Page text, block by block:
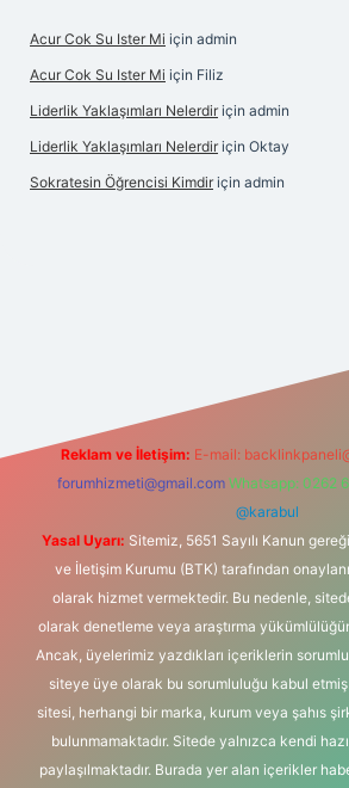
Acur Cok Su Ister Mi için admin
Acur Cok Su Ister Mi için Filiz
Liderlik Yaklaşımları Nelerdir için admin
Liderlik Yaklaşımları Nelerdir için Oktay
Sokratesin Öğrencisi Kimdir için admin
Reklam ve İletişim: E-mail:
forumhizmeti@gmail.com Whatsapp: 0262
@karabul
Yasal Uyarı: Sitemiz, 5651 Sayılı Kanun
ve İletişim Kurumu (BTK) tarafından
olarak hizmet vermektedir. Bu nedenle,
olarak denetleme veya araştırma
Ancak, üyelerimiz yazdıkları içeriklerin
siteye üye olarak bu sorumluluğu kabul etmiş
sitesi, herhangi bir marka, kurum veya şahıs
bulunmamaktadır. Sitede yalnızca kendi
paylaşılmaktadır. Burada yer alan içerikler